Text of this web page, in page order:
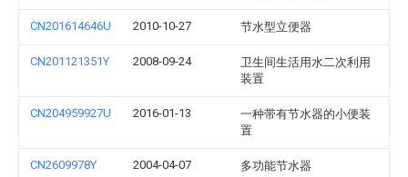
CN201614646U 2010-10-27 节水型立便器
CN201121351Y 2008-09-24
卫生间生活用水二次利用
装置
CN204959927U 2016-01-13
一种带有节水器的小便装
置
CN2609978Y 2004-04-07 多功能节水器